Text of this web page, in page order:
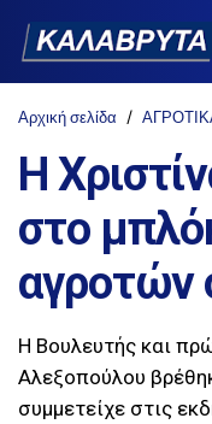
Αρχική σελίδα
Η
στο
αγροτών
Η Βουλευτής και
Αλεξοπούλου
συμμετείχε στις